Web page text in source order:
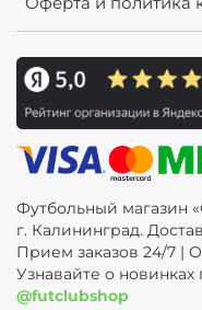
Футбольный магазин
г. Калининград.
Прием заказов 24/7 |
Узнавайте о
@futclubshop